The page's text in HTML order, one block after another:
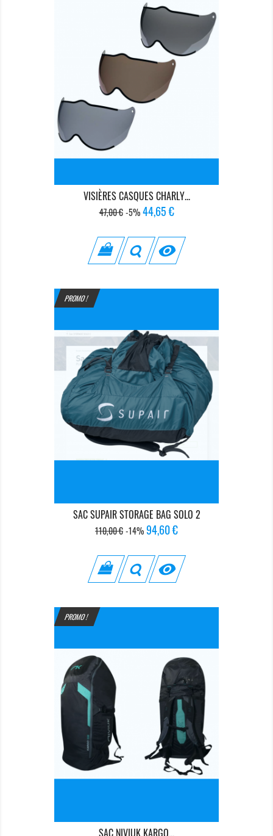
VISIÈRES CASQUES CHARLY...
Prix
de
base
47,00 € -5% Prix
44,65 €

PROMO !
SAC SUPAIR STORAGE BAG SOLO 2
Prix
base
110,00 €-14%Prix
94,60 €

PROMO !
SAC NIVIUK KARGO...